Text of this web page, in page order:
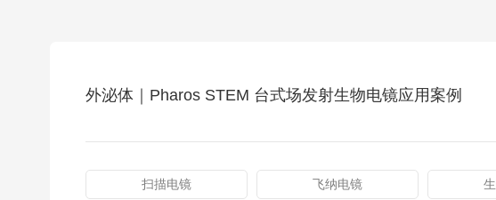
外泌体｜Pharos STEM 台式场发射生物电镜应用案例
扫描电镜 飞纳电镜